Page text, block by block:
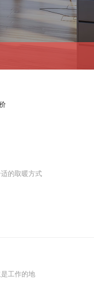
的取暖方式
求;而大面积
工作的地